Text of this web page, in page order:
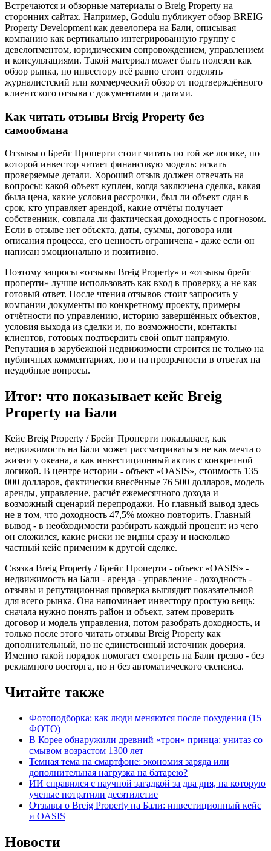
Встречаются и обзорные материалы о Breig Property на
сторонних сайтах. Например, Godulu публикует обзор BREIG
Property Development как девелопера на Бали, описывая
компанию как вертикально интегрированную группу с
девелопментом, юридическим сопровождением, управлением
и консультациями. Такой материал может быть полезен как
обзор рынка, но инвестору всё равно стоит отделять
журналистский или коммерческий обзор от подтверждённого
клиентского отзыва с документами и датами.
Как читать отзывы Breig Property без
самообмана
Отзывы о Брейг Проперти стоит читать по той же логике, по
которой инвестор читает финансовую модель: искать
проверяемые детали. Хороший отзыв должен отвечать на
вопросы: какой объект куплен, когда заключена сделка, какая
была цена, какие условия рассрочки, был ли объект сдан в
срок, кто управляет арендой, какие отчёты получает
собственник, совпала ли фактическая доходность с прогнозом.
Если в отзыве нет объекта, даты, суммы, договора или
описания процесса, его ценность ограничена - даже если он
написан эмоционально и позитивно.
Поэтому запросы «отзывы Breig Property» и «отзывы брейг
проперти» лучше использовать как вход в проверку, а не как
готовый ответ. После чтения отзывов стоит запросить у
компании документы по конкретному проекту, примеры
отчётности по управлению, историю завершённых объектов,
условия выхода из сделки и, по возможности, контакты
клиентов, готовых подтвердить свой опыт напрямую.
Репутация в зарубежной недвижимости строится не только на
публичных комментариях, но и на прозрачности в ответах на
неудобные вопросы.
Итог: что показывает кейс Breig
Property на Бали
Кейс Breig Property / Брейг Проперти показывает, как
недвижимость на Бали может рассматриваться не как мечта о
жизни у океана, а как инвестиционный актив с конкретной
логикой. В центре истории - объект «OASIS», стоимость 135
000 долларов, фактически внесённые 76 500 долларов, модель
аренды, управление, расчёт ежемесячного дохода и
возможный сценарий перепродажи. Но главный вывод здесь
не в том, что доходность 47,5% можно повторить. Главный
вывод - в необходимости разбирать каждый процент: из чего
он сложился, какие риски не видны сразу и насколько
частный кейс применим к другой сделке.
Связка Breig Property / Брейг Проперти - объект «OASIS» -
недвижимость на Бали - аренда - управление - доходность -
отзывы и репутационная проверка выглядит показательной
для всего рынка. Она напоминает инвестору простую вещь:
сначала нужно понять район и объект, затем проверить
договор и модель управления, потом разобрать доходность, и
только после этого читать отзывы Breig Property как
дополнительный, но не единственный источник доверия.
Именно такой порядок помогает смотреть на Бали трезво - без
рекламного восторга, но и без автоматического скепсиса.
Читайте также
Фотоподборка: как люди меняются после похудения (15
ФОТО)
В Корее обнаружили древний «трон» принца: унитаз со
смывом возрастом 1300 лет
Темная тема на смартфоне: экономия заряда или
дополнительная нагрузка на батарею?
ИИ справился с научной загадкой за два дня, на которую
ученые потратили десятилетие
Отзывы о Breig Property на Бали: инвестиционный кейс
и OASIS
Новости